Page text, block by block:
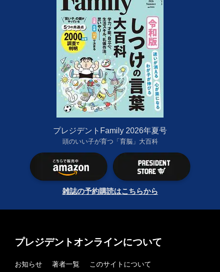
プレジデントFamily 2026年夏号
頭のいい子が育つ「育脳」大百科
雑誌の予約購読はこちらから
プレジデントオンラインについて
お知らせ 著者一覧
このサイトについて